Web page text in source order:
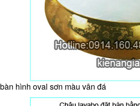
hình oval sơn màu vân đá